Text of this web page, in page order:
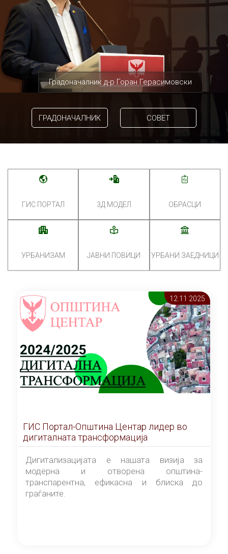
Градоначалник д-р Горан Герасимовски
ГРАДОНАЧАЛНИК СОВЕТ
ГИС ПОРТАЛ 3Д МОДЕЛ ОБРАСЦИ
УРБАНИЗАМ ЈАВНИ ПОВИЦИ УРБАНИ ЗАЕДНИЦИ
12.11 2025
ГИС Портал-Општина Центар лидер во
дигиталната трансформација
Дигитализацијата е нашата визија за
модерна и отворена општина-
транспарентна, ефикасна и блиска до
граѓаните.